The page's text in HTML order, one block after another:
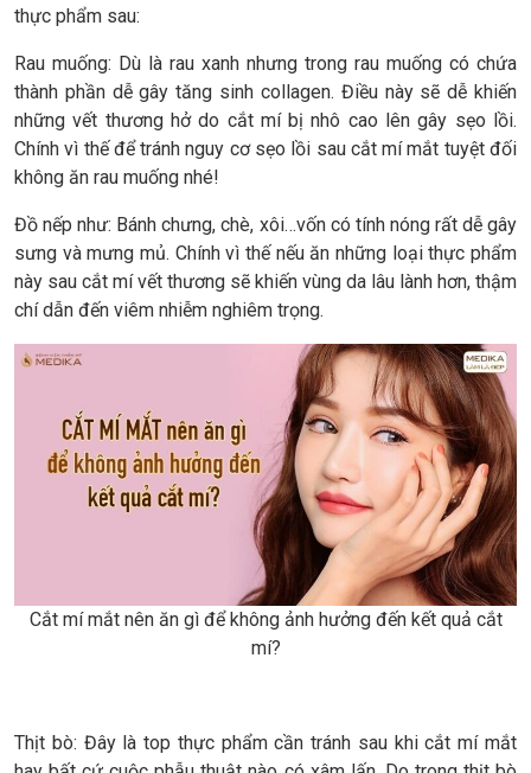
thực phẩm sau:
Rau muống: Dù là rau xanh nhưng trong rau muống có chứa
thành phần dễ gây tăng sinh collagen. Điều này sẽ dễ khiến
những vết thương hở do cắt mí bị nhô cao lên gây sẹo lồi.
Chính vì thế để tránh nguy cơ sẹo lồi sau cắt mí mắt tuyệt đối
không ăn rau muống nhé!
Đồ nếp như: Bánh chưng, chè, xôi…vốn có tính nóng rất dễ gây
sưng và mưng mủ. Chính vì thế nếu ăn những loại thực phẩm
này sau cắt mí vết thương sẽ khiến vùng da lâu lành hơn, thậm
chí dẫn đến viêm nhiễm nghiêm trọng.
Cắt mí mắt nên ăn gì để không ảnh hưởng đến kết quả cắt
mí?
Thịt bò: Đây là top thực phẩm cần tránh sau khi cắt mí mắt